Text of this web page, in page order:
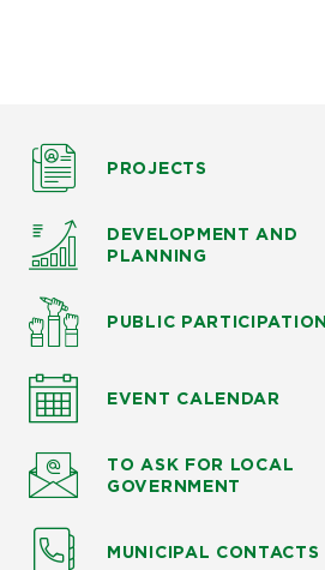
PROJECTS
DEVELOPMENT AND
PLANNING
PUBLIC PARTICIPATION
EVENT CALENDAR
TO ASK FOR LOCAL
GOVERNMENT
MUNICIPAL CONTACTS